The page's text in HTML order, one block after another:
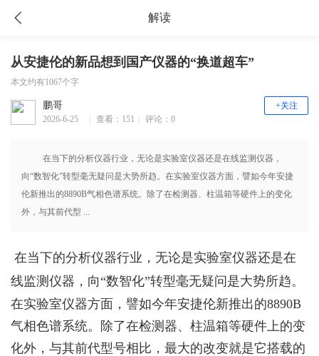
解读
从安捷伦的新品想到国产仪器的“换道超车”
本文约有1067个字
鹏哥
2026-6-25
查看：151 评论：0
+关注
在当下的分析仪器行业，无论是实验室仪器还是在线监测仪器，
向“数智化”转型毫无疑问是大势所趋。在实验室仪器方面，譬如今年安捷
伦新推出的8890B气相色谱系统。除了在检测器、柱温箱等硬件上的变化
外，与其前代型 ...
在当下的分析仪器行业，无论是实验室仪器还是在
线监测仪器，向“数智化”转型毫无疑问是大势所趋。
在实验室仪器方面，譬如今年安捷伦新推出的8890B
气相色谱系统。除了在检测器、柱温箱等硬件上的变
化外，与其前代型号相比，最大的改变就是它搭载的